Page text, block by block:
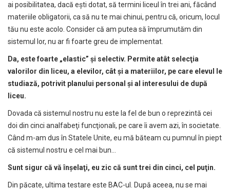
ai posibilitatea, dacă eşti dotat, să termini liceul în trei ani, făcând
materiile obligatorii, ca să nu te mai chinui, pentru că, oricum, locul
tău nu este acolo. Consider că am putea să împrumutăm din
sistemul lor, nu ar fi foarte greu de implementat.
Da, este foarte „elastic” şi selectiv. Permite atât selecţia
valorilor din liceu, a elevilor, câtşi a materiilor, pe care elevul le
studiază, potrivit planului personal şi al interesului de după
liceu.
Dovada că sistemul nostru nu este la fel de bun o reprezintă cei
doi din cinci analfabeţi funcţionali, pe care îi avem azi, în societate.
Când m-am dus în Statele Unite, eu mă băteam cu pumnul în piept
că sistemul nostru e cel mai bun…
Sunt sigur că văînşelaţi, eu zic că sunt trei din cinci, cel puţin.
Din păcate, ultima testare este BAC-ul. După aceea, nu se mai